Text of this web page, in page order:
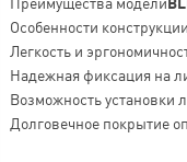
Особенности
Легкость и
Надежная фиксация на
Возможность установки
Долговечное покрытие